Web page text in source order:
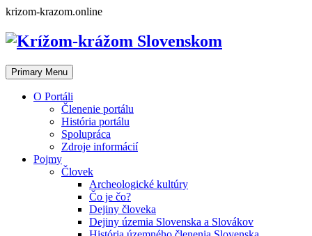
Skip
content
krizom-krazom.online
Primary Menu
O Portáli
Členenie portálu
História portálu
Spolupráca
Zdroje informácií
Pojmy
Človek
Archeologické kultúry
Čo je čo?
Dejiny človeka
Dejiny územia Slovenska a Slovákov